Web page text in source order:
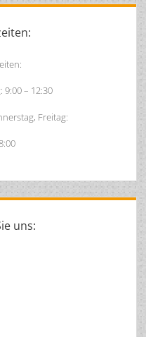
9:00 – 12:30
Freitag:
uns: